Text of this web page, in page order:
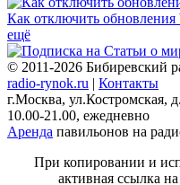
Как отключить обновления
ещё
© 2011-2026 Бибиревский
radio-rynok.ru | Контакты
г.Москва, ул.Костромская,
10.00-21.00, ежедневно
Аренда павильонов на
При копировании и
активная ссылка на